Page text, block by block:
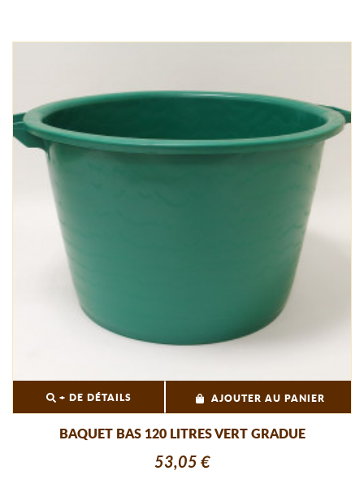
+ DE DÉTAILS AJOUTER AU PANIER
BAQUET BAS 120 LITRES VERT GRADUE
53,05 €